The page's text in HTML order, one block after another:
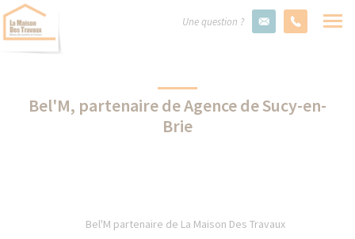
Une question ?
Bel'M, partenaire de Agence de Sucy-en-
Brie
Bel'M partenaire de La Maison Des Travaux